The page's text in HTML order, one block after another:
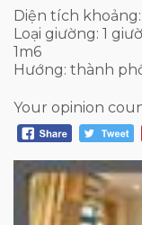
Diện tích
Loại giường: 1
1m6
Hướng: thành
Your opinion